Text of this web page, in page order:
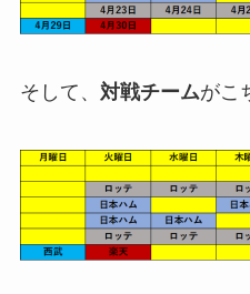
そして、 対戦チームがこ